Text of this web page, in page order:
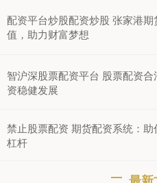
配资平台炒股配资炒股 张家港
值，助力财富梦想
智沪深股票配资平台 股票配资
资稳健发展
禁止股票配资 期货配资系统：
杠杆